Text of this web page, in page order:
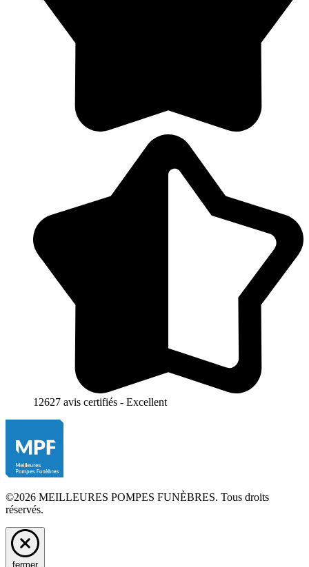
12627 avis certifiés - Excellent
©2026 MEILLEURES POMPES FUNÈBRES. Tous droits
réservés.
fermer